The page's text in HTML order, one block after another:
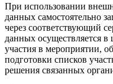
При использовании
данных самостоятельно
через соответствующий
данных осуществляется в
участия в мероприятии,
подготовки списков
решения связанных